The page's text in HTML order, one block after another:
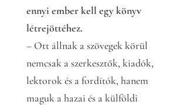
ennyi ember kell egy könyv
létrejöttéhez.
– Ott állnak a szövegek körül
nemcsak a szerkesztők, kiadók,
lektorok és a fordítók, hanem
maguk a hazai és a külföldi